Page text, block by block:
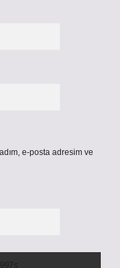
e-posta adresim ve